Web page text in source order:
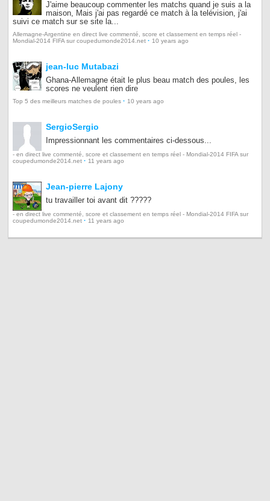
J'aime beaucoup commenter les matchs quand je suis a la
maison, Mais j'ai pas regardé ce match à la telévision, j'ai
suivi ce match sur se site la...
Allemagne-Argentine en direct live commenté, score et classement en temps réel -
Mondial-2014 FIFA sur coupedumonde2014.net · 10 years ago
jean-luc Mutabazi
Ghana-Allemagne était le plus beau match des poules, les
scores ne veulent rien dire
Top 5 des meilleurs matches de poules · 10 years ago
SergioSergio
Impressionnant les commentaires ci-dessous...
- en direct live commenté, score et classement en temps réel - Mondial-2014 FIFA sur
coupedumonde2014.net · 11 years ago
Jean-pierre Lajony
tu travailler toi avant dit ?????
- en direct live commenté, score et classement en temps réel - Mondial-2014 FIFA sur
coupedumonde2014.net · 11 years ago